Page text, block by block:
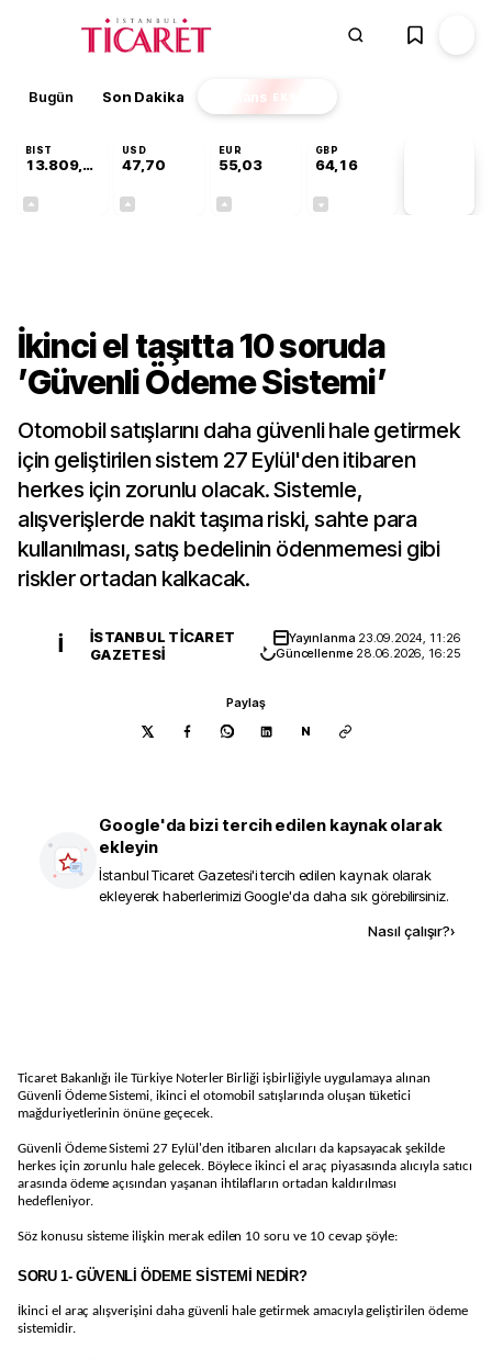
Bugün Son Dakika Finans EKSTRA
BIST
13.809,07
USD
47,70
EUR
55,03
GBP
64,16
İkinci el taşıtta 10 soruda
’Güvenli Ödeme Sistemi’
Otomobil satışlarını daha güvenli hale getirmek
için geliştirilen sistem 27 Eylül'den itibaren
herkes için zorunlu olacak. Sistemle,
alışverişlerde nakit taşıma riski, sahte para
kullanılması, satış bedelinin ödenmemesi gibi
riskler ortadan kalkacak.
İ
İSTANBUL TICARET
GAZETESI
Yayınlanma 23.09.2024, 11:26
Güncellenme 28.06.2026, 16:25
Paylaş
N
Google'da bizi tercih edilen kaynak olarak
ekleyin
İstanbul Ticaret Gazetesi'i tercih edilen kaynak olarak
ekleyerek haberlerimizi Google'da daha sık görebilirsiniz.
Nasıl çalışır?›
Ticaret Bakanlığı ile Türkiye Noterler Birliği işbirliğiyle uygulamaya alınan
Güvenli Ödeme Sistemi, ikinci el otomobil satışlarında oluşan tüketici
mağduriyetlerinin önüne geçecek.
Güvenli Ödeme Sistemi 27 Eylül'den itibaren alıcıları da kapsayacak şekilde
herkes için zorunlu hale gelecek. Böylece ikinci el araç piyasasında alıcıyla satıcı
arasında ödeme açısından yaşanan ihtilafların ortadan kaldırılması
hedefleniyor.
Söz konusu sisteme ilişkin merak edilen 10 soru ve 10 cevap şöyle:
SORU 1- GÜVENLİ ÖDEME SİSTEMİ NEDİR?
İkinci el araç alışverişini daha güvenli hale getirmek amacıyla geliştirilen ödeme
sistemidir.